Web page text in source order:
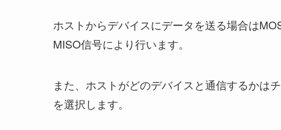
ホストからデバイスにデータを送る場合は
MISO信号により行います。
また、ホストがどのデバイスと通信するかは
を選択します。